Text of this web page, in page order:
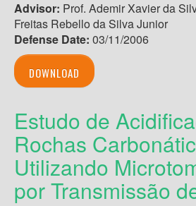
Advisor: Prof. Ademir Xavier da
Freitas Rebello da Silva Junior
Defense Date: 03/11/2006
DOWNLOAD
Estudo de
Rochas
Utilizando
por Transmissão